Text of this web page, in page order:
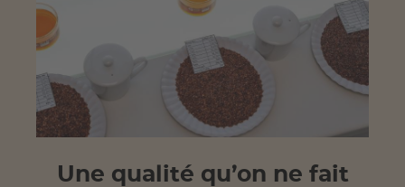
Une qualité qu’on ne fait